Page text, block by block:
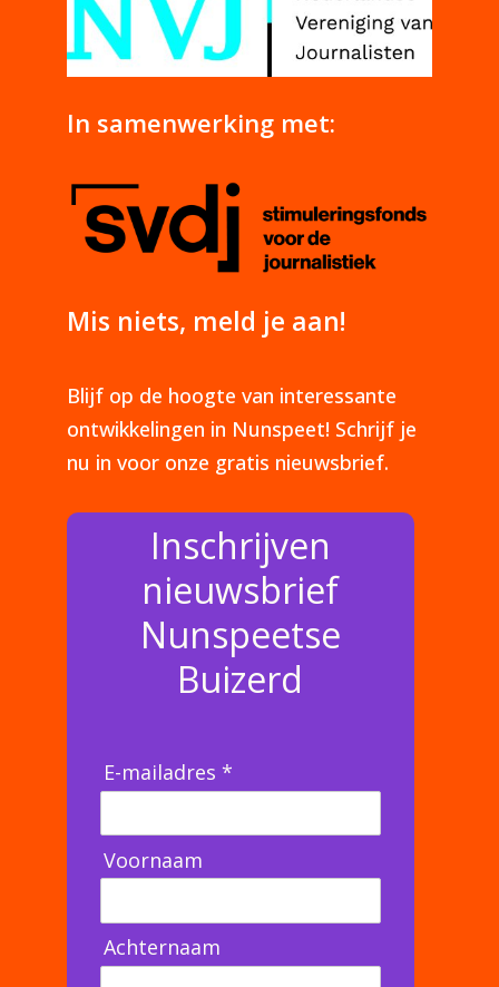
In samenwerking met:
Mis niets, meld je aan!
Blijf op de hoogte van interessante
ontwikkelingen in Nunspeet! Schrijf je
nu in voor onze gratis nieuwsbrief.
Inschrijven
nieuwsbrief
Nunspeetse
Buizerd
E-mailadres *
Voornaam
Achternaam